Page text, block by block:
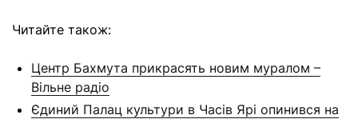
Читайте також:
Центр Бахмута прикрасять новим муралом –
Вільне радіо
Єдиний Палац культури в Часів Ярі опинився на